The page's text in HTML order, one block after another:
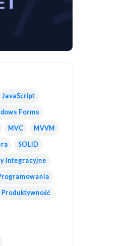
JavaScript
Forms
MVC MVVM
SOLID
Integracyjne
Produktywność